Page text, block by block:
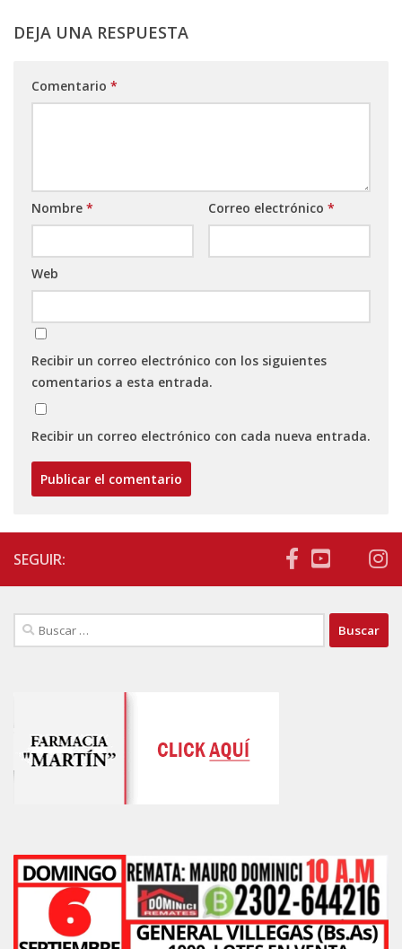
DEJA UNA RESPUESTA
Comentario *
Nombre * Correo electrónico *
Web
Recibir un correo electrónico con los siguientes
comentarios a esta entrada.
Recibir un correo electrónico con cada nueva entrada.
SEGUIR:
Buscar: